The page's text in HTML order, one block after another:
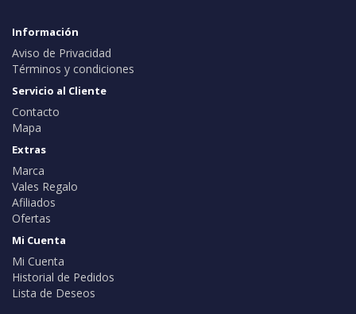
Información
Aviso de Privacidad
Términos y condiciones
Servicio al Cliente
Contacto
Mapa
Extras
Marca
Vales Regalo
Afiliados
Ofertas
Mi Cuenta
Mi Cuenta
Historial de Pedidos
Lista de Deseos